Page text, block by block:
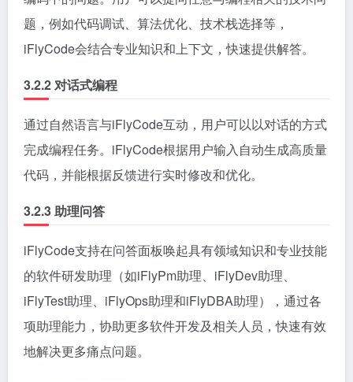
题，例如代码调试、算法优化、技术栈选择等，
iFlyCode会结合专业知识和上下文，快速提供解答。
3.2.2对话式编程
通过自然语言与iFlyCode互动，用户可以以对话的方式
完成编程任务。iFlyCode根据用户输入自动生成高质量
代码，并能根据反馈进行实时修改和优化。
3.2.3助理问答
iFlyCode支持在问答面板唤起具有领域知识和专业技能
的软件研发助理（如iFlyPm助理、iFlyDev助理、
iFlyTest助理、iFlyOps助理和iFlyDBA助理），通过各
项助理能力，协助更多软件开发及相关人员，快速有效
地解决更多痛点问题。